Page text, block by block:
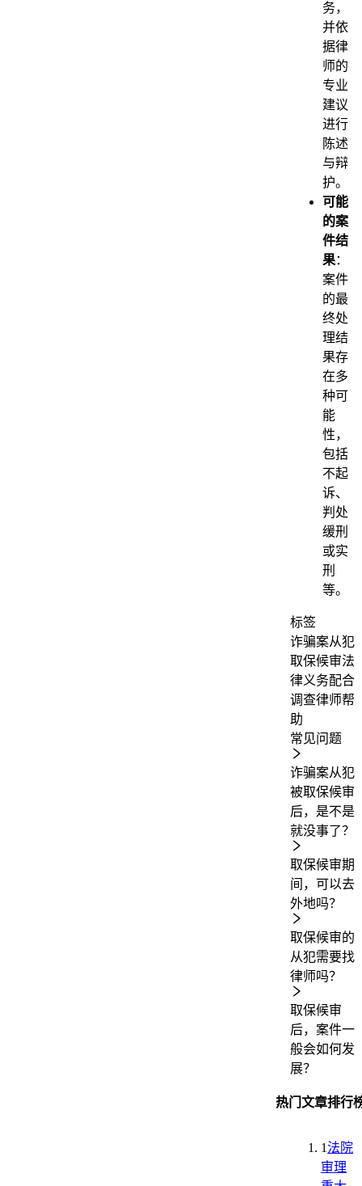
务，
并依
据律
师的
专业
建议
进行
陈述
与辩
护。
可能
的案
件结
果：
案件
的最
终处
理结
果存
在多
种可
能
性，
包括
不起
诉、
判处
缓刑
或实
刑
等。
标签
诈骗案从犯
取保候审法
律义务配合
调查律师帮
助
常见问题
诈骗案从犯
被取保候审
后，是不是
就没事了？
取保候审期
间，可以去
外地吗？
取保候审的
从犯需要找
律师吗？
取保候审
后，案件一
般会如何发
展？
热门文章排行
1法院
审理